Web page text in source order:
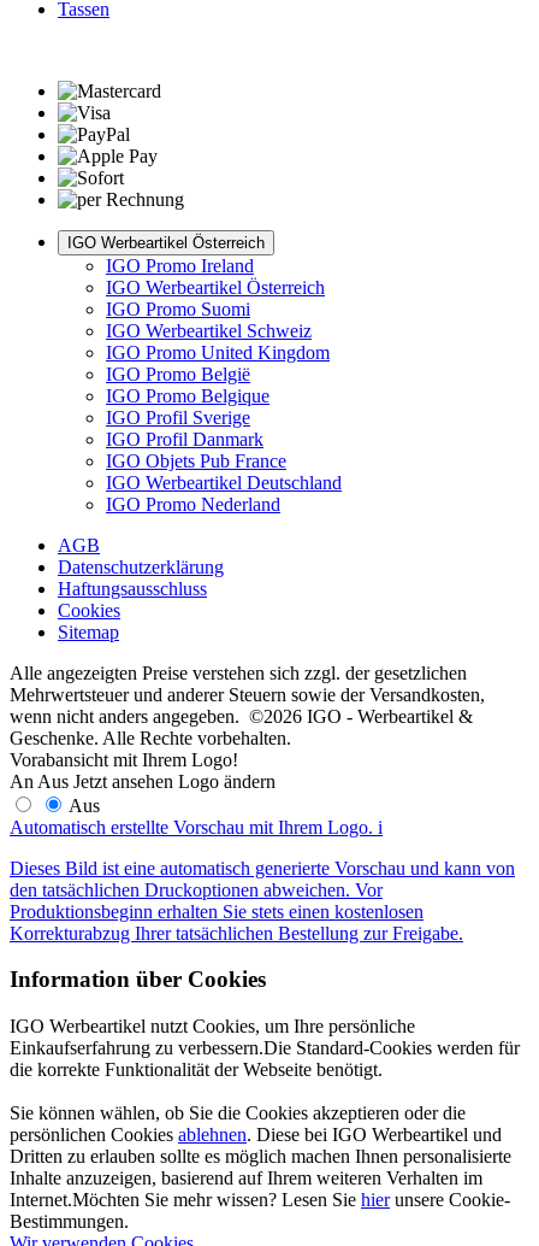
Tassen
IGO Werbeartikel Österreich
IGO Promo Ireland
IGO Werbeartikel Österreich
IGO Promo Suomi
IGO Werbeartikel Schweiz
IGO Promo United Kingdom
IGO Promo België
IGO Promo Belgique
IGO Profil Sverige
IGO Profil Danmark
IGO Objets Pub France
IGO Werbeartikel Deutschland
IGO Promo Nederland
AGB
Datenschutzerklärung
Haftungsausschluss
Cookies
Sitemap
Alle angezeigten Preise verstehen sich zzgl. der gesetzlichen
Mehrwertsteuer und anderer Steuern sowie der Versandkosten,
wenn nicht anders angegeben. ©2026 IGO - Werbeartikel &
Geschenke. Alle Rechte vorbehalten.
Vorabansicht mit Ihrem Logo!
An Aus Jetzt ansehen Logo ändern
Aus
Automatisch erstellte Vorschau mit Ihrem Logo. i
Dieses Bild ist eine automatisch generierte Vorschau und kann von
den tatsächlichen Druckoptionen abweichen. Vor
Produktionsbeginn erhalten Sie stets einen kostenlosen
Korrekturabzug Ihrer tatsächlichen Bestellung zur Freigabe.
Information über Cookies
IGO Werbeartikel nutzt Cookies, um Ihre persönliche
Einkaufserfahrung zu verbessern.Die Standard-Cookies werden für
die korrekte Funktionalität der Webseite benötigt.
Sie können wählen, ob Sie die Cookies akzeptieren oder die
persönlichen Cookies ablehnen. Diese bei IGO Werbeartikel und
Dritten zu erlauben sollte es möglich machen Ihnen personalisierte
Inhalte anzuzeigen, basierend auf Ihrem weiteren Verhalten im
Internet.Möchten Sie mehr wissen? Lesen Sie hierunsere Cookie-
Bestimmungen.